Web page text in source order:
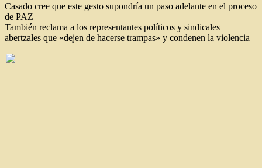
Casado cree que este gesto supondría un paso adelante en el proceso
de PAZ
También reclama a los representantes políticos y sindicales
abertzales que «dejen de hacerse trampas» y condenen la violencia